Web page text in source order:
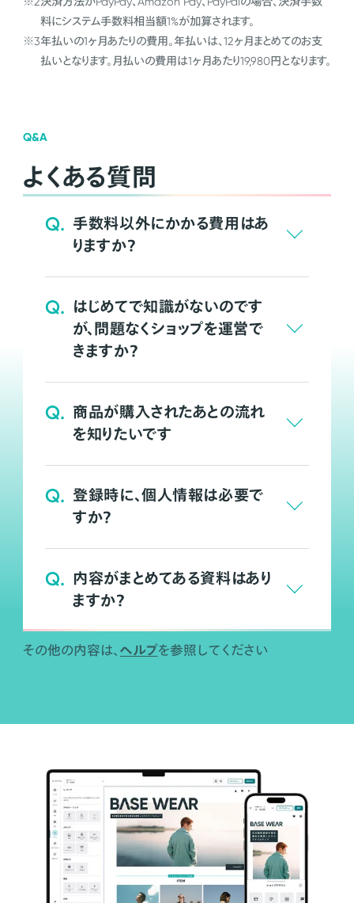
料にシステム手数料相当額1%が加算されます。
※3年払いの1ヶ月あたりの費用。年払いは、12ヶ月まとめてのお支
払いとなります。月払いの費用は1ヶ月あたり19,980円となります。
Q&A
よくある質問
Q. 手数料以外にかかる費用はあ
りますか？
Q. はじめてで知識がないのです
が、問題なくショップを運営で
きますか？
Q. 商品が購入されたあとの流れ
を知りたいです
Q. 登録時に、個人情報は必要で
すか？
Q. 内容がまとめてある資料はあり
ますか？
その他の内容は、 ヘルプを参照してください